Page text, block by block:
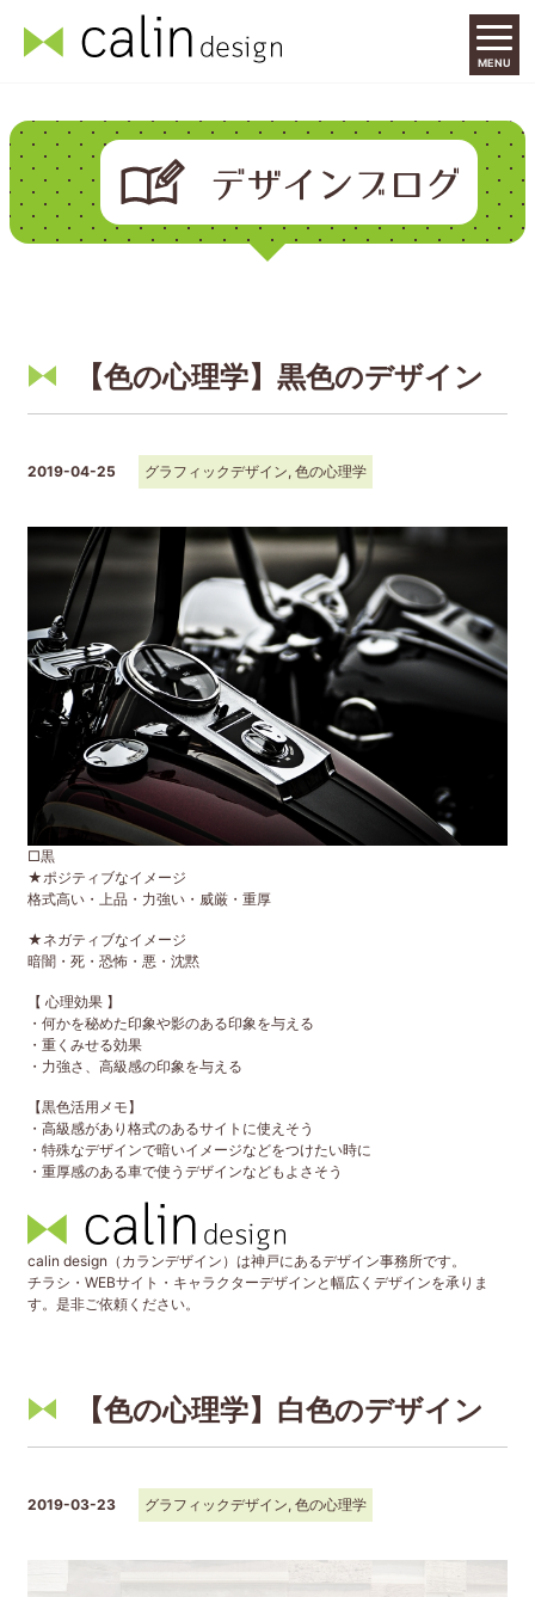
MENU
【色の心理学】黒色のデザイン
2019-04-25 グラフィックデザイン, 色の心理学
□黒
★ポジティブなイメージ
格式高い・上品・力強い・威厳・重厚
★ネガティブなイメージ
暗闇・死・恐怖・悪・沈黙
【 心理効果 】
・何かを秘めた印象や影のある印象を与える
・重くみせる効果
・力強さ、高級感の印象を与える
【黒色活用メモ】
・高級感があり格式のあるサイトに使えそう
・特殊なデザインで暗いイメージなどをつけたい時に
・重厚感のある車で使うデザインなどもよさそう
calin design（カランデザイン）は神戸にあるデザイン事務所です。
チラシ・WEBサイト・キャラクターデザインと幅広くデザインを承りま
す。是非ご依頼ください。
【色の心理学】白色のデザイン
2019-03-23 グラフィックデザイン, 色の心理学